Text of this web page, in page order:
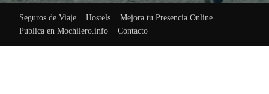
Seguros de Viaje Hostels
Mejora tu Presencia Online
Publica en Mochilero.info
Contacto